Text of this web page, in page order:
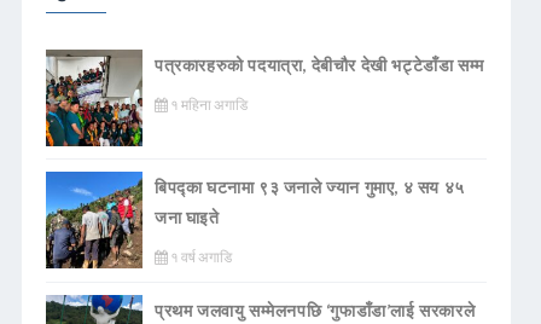
पत्रकारहरुको पदयात्रा, देबीचौर देखी भट्टेडाँडा सम्म
१ महिना अगाडि
बिपद्का घटनामा ९३ जनाले ज्यान गुमाए, ४ सय ४५
जना घाइते
१ वर्ष अगाडि
प्रथम जलवायु सम्मेलनपछि ‘गुफाडाँडा’लाई सरकारले